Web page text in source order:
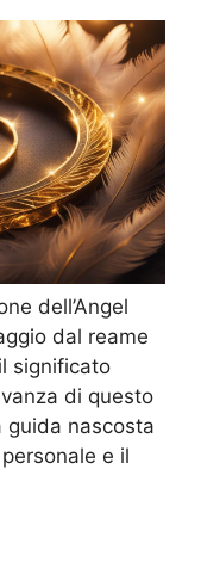
dell’Angel
dal reame
significato
di questo
guida nascosta
e il